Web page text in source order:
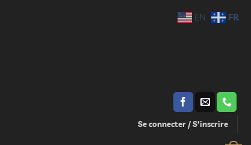
Se connecter / S’inscrire
EN FR